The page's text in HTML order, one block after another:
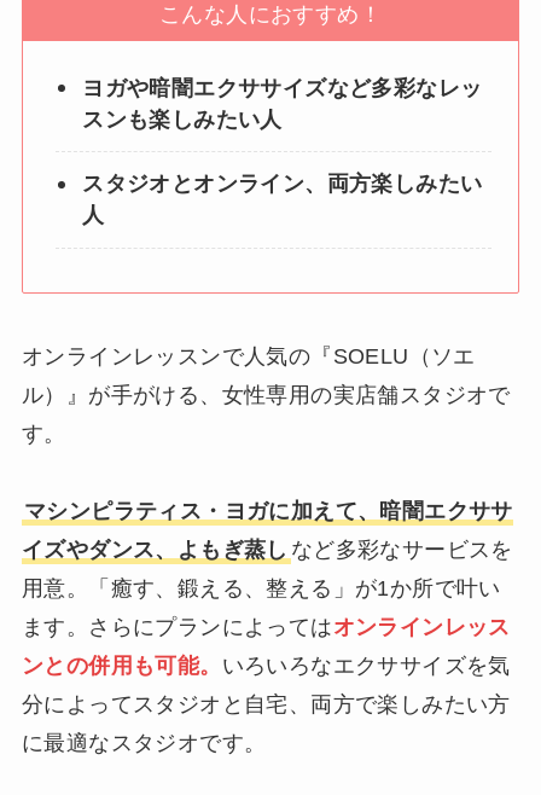
こんな人におすすめ！
ヨガや暗闇エクササイズなど多彩なレッ
スンも楽しみたい人
スタジオとオンライン、両方楽しみたい
人
オンラインレッスンで人気の『SOELU（ソエ
ル）』が手がける、女性専用の実店舗スタジオで
す。
マシンピラティス・ヨガに加えて、暗闇エクササ
イズやダンス、よもぎ蒸し など多彩なサービスを
用意。「癒す、鍛える、整える」が1か所で叶い
ます。さらにプランによってはオンラインレッス
ンとの併用も可能。 いろいろなエクササイズを気
分によってスタジオと自宅、両方で楽しみたい方
に最適なスタジオです。